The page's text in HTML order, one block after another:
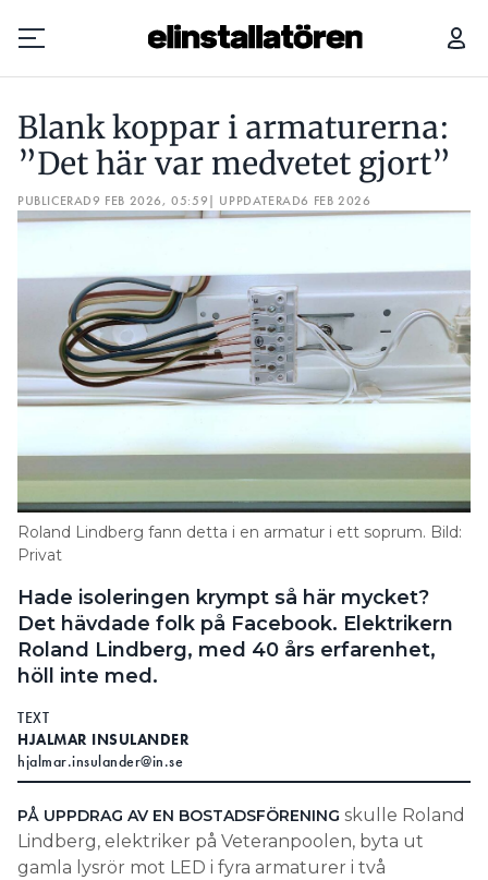
Prenumerera
Hantera prenumeration
Annonsera
Läs E-tidningen
Kontakt
Personuppgifter
Search for:
SEARCH
Blank koppar i armaturerna:
”Det här var medvetet gjort”
PUBLICERAD9 FEB 2026, 05:59| UPPDATERAD6 FEB 2026
Roland Lindberg fann detta i en armatur i ett soprum. Bild:
Privat
Hade isoleringen krympt så här mycket?
Det hävdade folk på Facebook. Elektrikern
Roland Lindberg, med 40 års erfarenhet,
höll inte med.
TEXT
HJALMAR INSULANDER
hjalmar.insulander@in.se
PÅ UPPDRAG AV EN BOSTADSFÖRENING skulle Roland
Lindberg, elektriker på Veteranpoolen, byta ut
gamla lysrör mot LED i fyra armaturer i två